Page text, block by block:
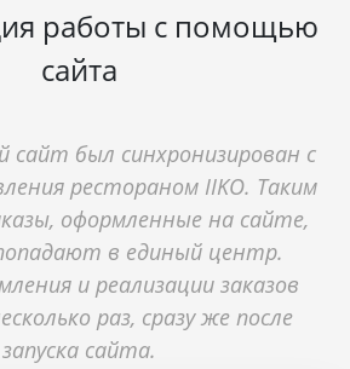
работы с помощью
сайта
сайт был синхронизирован с
рестораном IIKO. Таким
оформленные на сайте,
в единый центр.
и реализации заказов
раз, сразу же после
запуска сайта.